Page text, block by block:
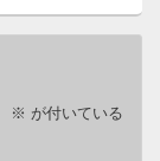
※ が付いている